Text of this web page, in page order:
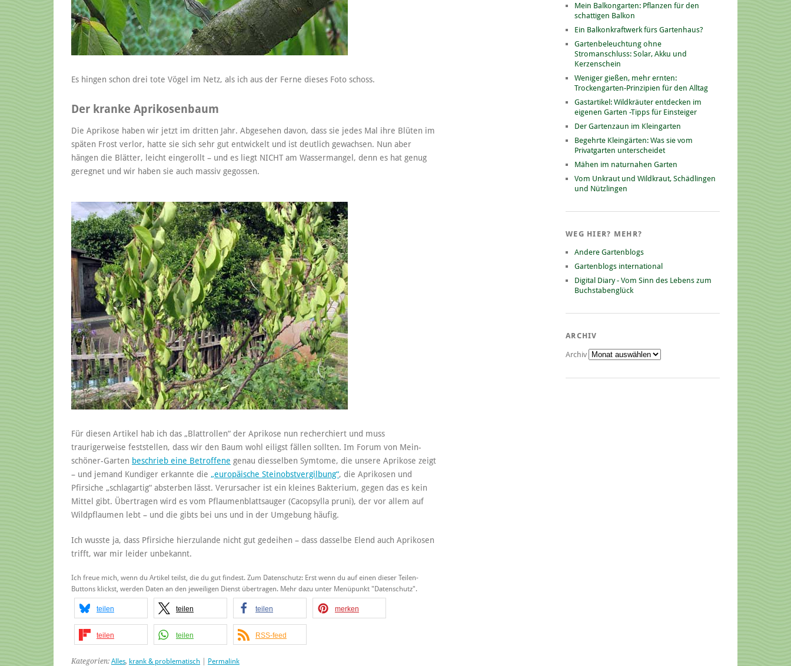
Es hingen schon drei tote Vögel im Netz, als ich aus der Ferne dieses Foto schoss.
Der kranke Aprikosenbaum
Die Aprikose haben wir jetzt im dritten Jahr. Abgesehen davon, dass sie jedes Mal ihre Blüten im
späten Frost verlor, hatte sie sich sehr gut entwickelt und ist deutlich gewachsen. Nun aber
hängen die Blätter, leicht eingerollt – und es liegt NICHT am Wassermangel, denn es hat genug
geregnet und wir haben sie auch massiv gegossen.
Für diesen Artikel hab ich das „Blattrollen“ der Aprikose nun recherchiert und muss
traurigerweise feststellen, dass wir den Baum wohl eiligst fällen sollten. Im Forum von Mein-
schöner-Garten beschrieb eine Betroffene genau diesselben Symtome, die unsere Aprikose zeigt
– und jemand Kundiger erkannte die „europäische Steinobstvergilbung“, die Aprikosen und
Pfirsiche „schlagartig“ absterben lässt. Verursacher ist ein kleines Bakterium, gegen das es kein
Mittel gibt. Übertragen wird es vom Pflaumenblattsauger (Cacopsylla pruni), der vor allem auf
Wildpflaumen lebt – und die gibts bei uns und in der Umgebung häufig.
Ich wusste ja, dass Pfirsiche hierzulande nicht gut gedeihen – dass dasselbe Elend auch Aprikosen
trifft, war mir leider unbekannt.
Ich freue mich, wenn du Artikel teilst, die du gut findest. Zum Datenschutz: Erst wenn du auf einen dieser Teilen-
Buttons klickst, werden Daten an den jeweiligen Dienst übertragen. Mehr dazu unter Menüpunkt "Datenschutz".
teilen teilen teilen merken
teilen teilen RSS-feed
Kategorien: Alles, krank & problematisch Permalink
Mein Balkongarten: Pflanzen für den
schattigen Balkon
Ein Balkonkraftwerk fürs Gartenhaus?
Gartenbeleuchtung ohne
Stromanschluss: Solar, Akku und
Kerzenschein
Weniger gießen, mehr ernten:
Trockengarten-Prinzipien für den Alltag
Gastartikel: Wildkräuter entdecken im
eigenen Garten -Tipps für Einsteiger
Der Gartenzaun im Kleingarten
Begehrte Kleingärten: Was sie vom
Privatgarten unterscheidet
Mähen im naturnahen Garten
Vom Unkraut und Wildkraut, Schädlingen
und Nützlingen
WEG HIER? MEHR?
Andere Gartenblogs
Gartenblogs international
Digital Diary - Vom Sinn des Lebens zum
Buchstabenglück
ARCHIV
Archiv